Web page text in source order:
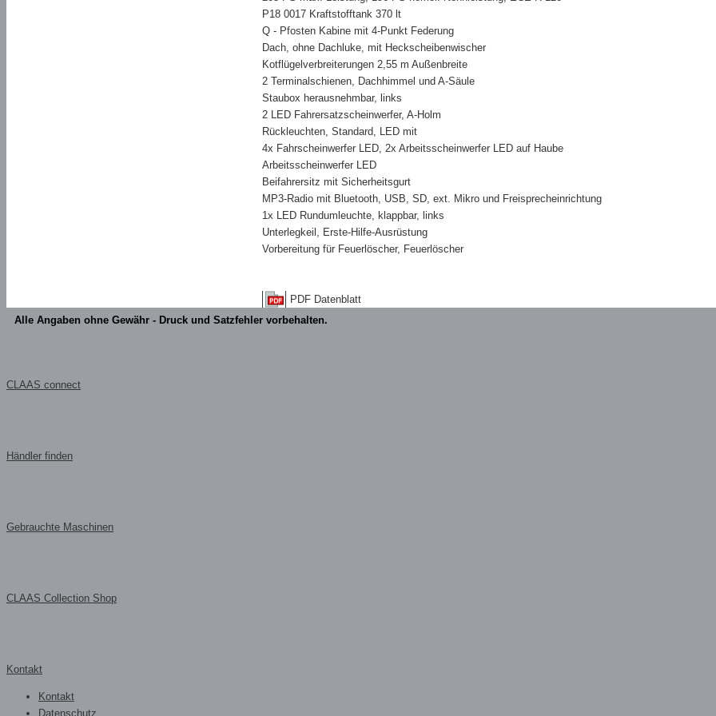
P18 0017 Kraftstofftank 370 lt
Q - Pfosten Kabine mit 4-Punkt Federung
Dach, ohne Dachluke, mit Heckscheibenwischer
Kotflügelverbreiterungen 2,55 m Außenbreite
2 Terminalschienen, Dachhimmel und A-Säule
Staubox herausnehmbar, links
2 LED Fahrersatzscheinwerfer, A-Holm
Rückleuchten, Standard, LED mit
4x Fahrscheinwerfer LED, 2x Arbeitsscheinwerfer LED auf Haube
Arbeitsscheinwerfer LED
Beifahrersitz mit Sicherheitsgurt
MP3-Radio mit Bluetooth, USB, SD, ext. Mikro und Freisprecheinrichtung
1x LED Rundumleuchte, klappbar, links
Unterlegkeil, Erste-Hilfe-Ausrüstung
Vorbereitung für Feuerlöscher, Feuerlöscher
PDF Datenblatt
Alle Angaben ohne Gewähr - Druck und Satzfehler vorbehalten.
CLAAS connect
Händler finden
Gebrauchte Maschinen
CLAAS Collection Shop
Kontakt
Kontakt
Datenschutz